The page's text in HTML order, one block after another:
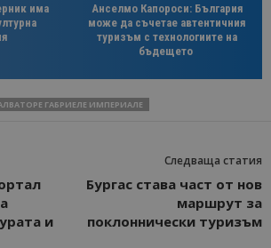
има
Анселмо Капороси: България
може да съчетае автентичния
туризъм с технологиите на
бъдещето
ГАБРИЕЛЕ ИМПЕРИАЛЕ
и
Следваща статия
Бургас става част от нов
маршрут за
поклоннически туризъм